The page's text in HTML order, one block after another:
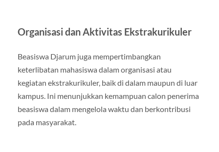
Organisasi dan Aktivitas Ekstrakurikuler
Beasiswa Djarum juga mempertimbangkan
keterlibatan mahasiswa dalam organisasi atau
kegiatan ekstrakurikuler, baik di dalam maupun di luar
kampus. Ini menunjukkan kemampuan calon penerima
beasiswa dalam mengelola waktu dan berkontribusi
pada masyarakat.